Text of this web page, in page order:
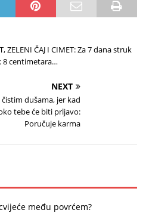
ZELENI ČAJ I CIMET: Za 7 dana struk
8 centimetara…
NEXT
dušama, jer kad
tebe će biti prljavo:
Poručuje karma
među povrćem?